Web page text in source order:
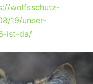
wolfsschutz-
19/unser-
ist-da/